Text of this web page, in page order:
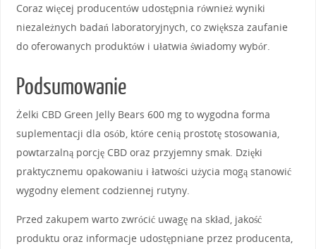
Coraz więcej producentów udostępnia również wyniki
niezależnych badań laboratoryjnych, co zwiększa zaufanie
do oferowanych produktów i ułatwia świadomy wybór.
Podsumowanie
Żelki CBD Green Jelly Bears 600 mg to wygodna forma
suplementacji dla osób, które cenią prostotę stosowania,
powtarzalną porcję CBD oraz przyjemny smak. Dzięki
praktycznemu opakowaniu i łatwości użycia mogą stanowić
wygodny element codziennej rutyny.
Przed zakupem warto zwrócić uwagę na skład, jakość
produktu oraz informacje udostępniane przez producenta,